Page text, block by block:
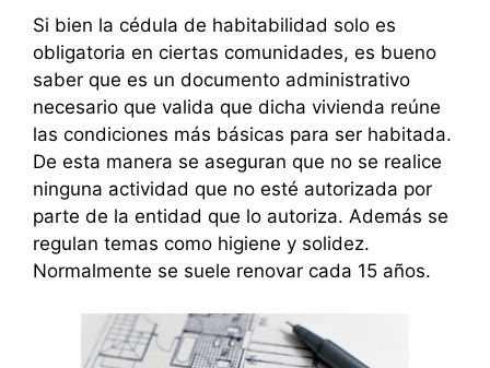
Si bien la cédula de habitabilidad solo es
obligatoria en ciertas comunidades, es bueno
saber que es un documento administrativo
necesario que valida que dicha vivienda reúne
las condiciones más básicas para ser habitada.
De esta manera se aseguran que no se realice
ninguna actividad que no esté autorizada por
parte de la entidad que lo autoriza. Además se
regulan temas como higiene y solidez.
Normalmente se suele renovar cada 15 años.